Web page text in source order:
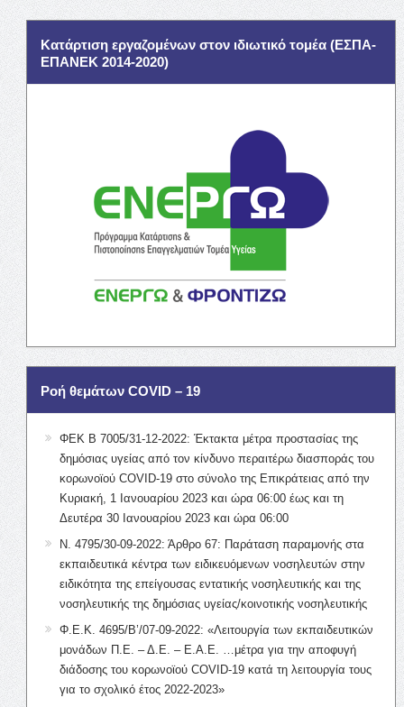
Κατάρτιση εργαζομένων στον ιδιωτικό τομέα (ΕΣΠΑ-
ΕΠΑΝΕΚ 2014-2020)
Ροή θεμάτων COVID – 19
ΦΕΚ Β 7005/31-12-2022: Έκτακτα μέτρα προστασίας της
δημόσιας υγείας από τον κίνδυνο περαιτέρω διασποράς του
κορωνοϊού COVID-19 στο σύνολο της Επικράτειας από την
Κυριακή, 1 Ιανουαρίου 2023 και ώρα 06:00 έως και τη
Δευτέρα 30 Ιανουαρίου 2023 και ώρα 06:00
Ν. 4795/30-09-2022: Άρθρο 67: Παράταση παραμονής στα
εκπαιδευτικά κέντρα των ειδικευόμενων νοσηλευτών στην
ειδικότητα της επείγουσας εντατικής νοσηλευτικής και της
νοσηλευτικής της δημόσιας υγείας/κοινοτικής νοσηλευτικής
Φ.Ε.Κ. 4695/Β’/07-09-2022: «Λειτουργία των εκπαιδευτικών
μονάδων Π.Ε. – Δ.Ε. – Ε.Α.Ε. …μέτρα για την αποφυγή
διάδοσης του κορωνοϊού COVID-19 κατά τη λειτουργία τους
για το σχολικό έτος 2022-2023»